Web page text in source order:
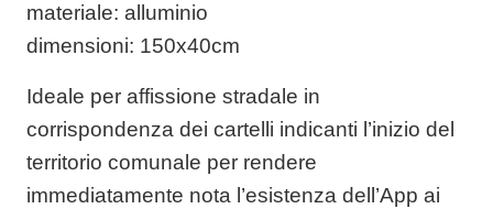
materiale: alluminio
dimensioni: 150x40cm
Ideale per affissione stradale in
corrispondenza dei cartelli indicanti l’inizio del
territorio comunale per rendere
immediatamente nota l’esistenza dell’App ai